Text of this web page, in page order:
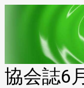
協会誌6